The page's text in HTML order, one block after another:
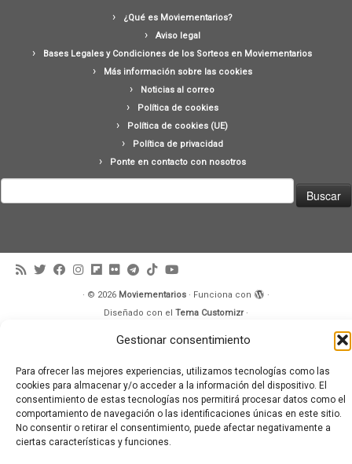
Gestionar consentimiento
Para ofrecer las mejores experiencias, utilizamos tecnologías como las
cookies para almacenar y/o acceder a la información del dispositivo. El
consentimiento de estas tecnologías nos permitirá procesar datos como el
comportamiento de navegación o las identificaciones únicas en este sitio.
No consentir o retirar el consentimiento, puede afectar negativamente a
ciertas características y funciones.
¿Qué es Moviementarios?
Aviso legal
Bases Legales y Condiciones de los Sorteos en Moviementarios
Más información sobre las cookies
Noticias al correo
Política de cookies
Política de cookies (UE)
Política de privacidad
Ponte en contacto con nosotros
· © 2026 Moviementarios · Funciona con
·
Diseñado con el Tema Customizr·